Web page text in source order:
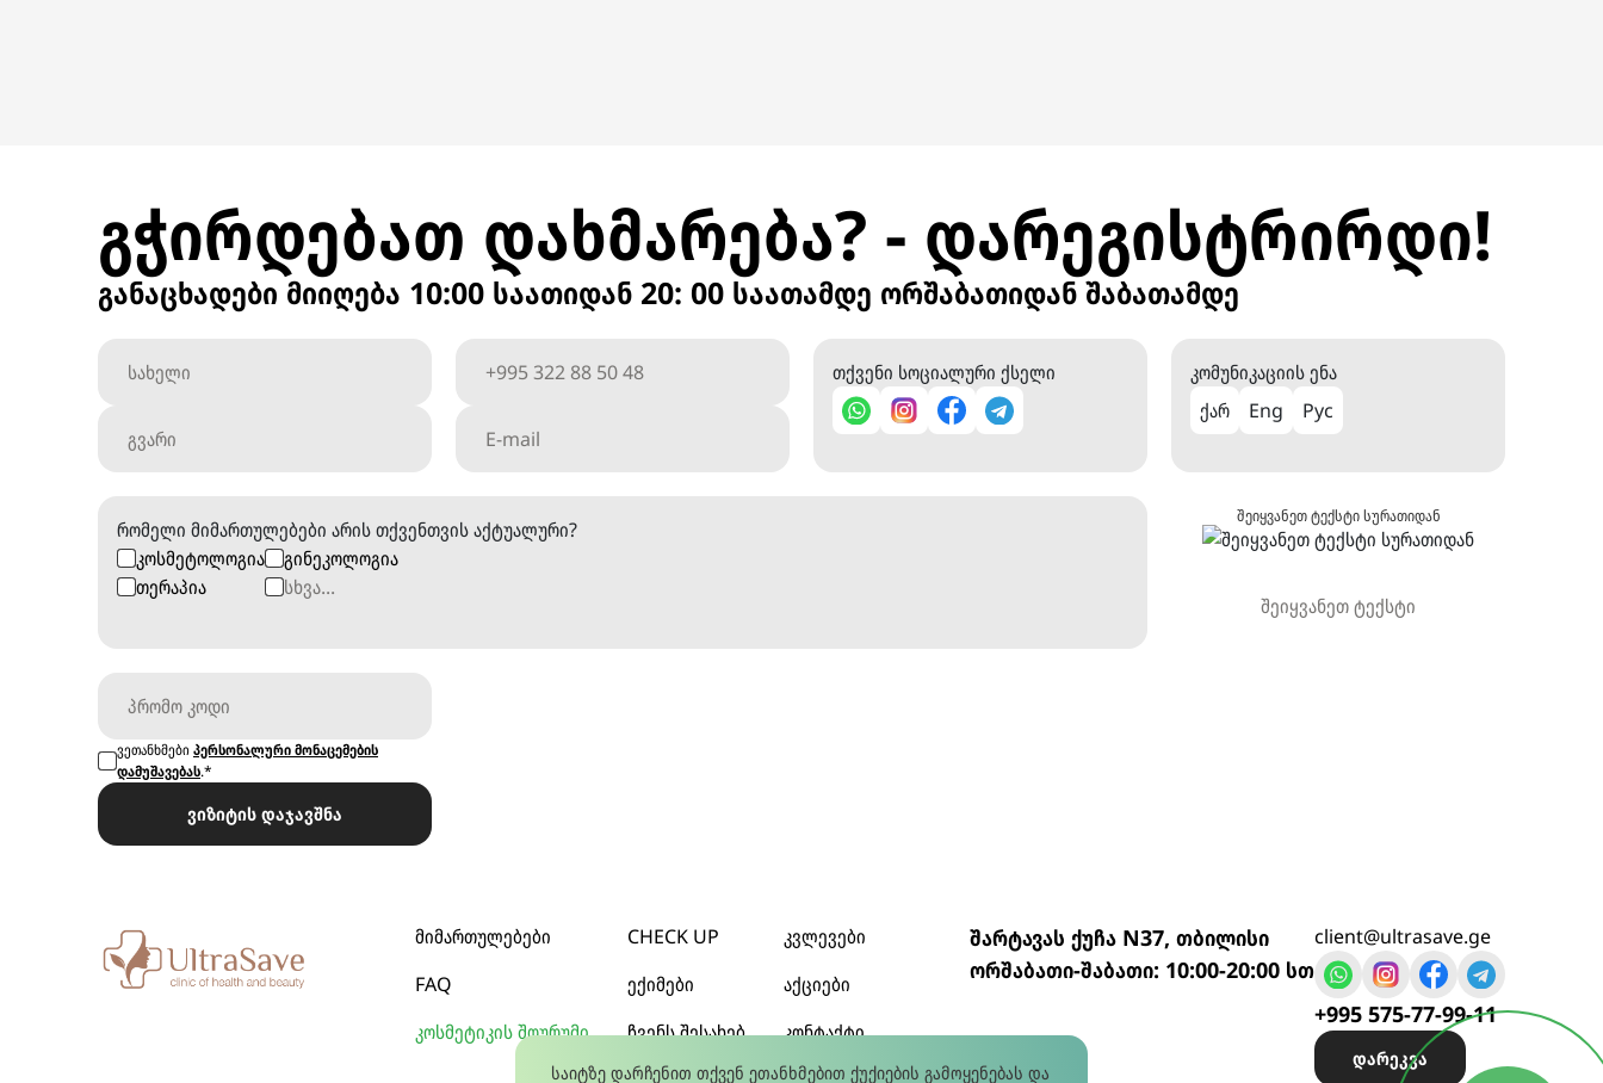
საიტზე დარჩენით თქვენ ეთანხმებით ქუქიების გამოყენებას და
გჭირდებათ დახმარება? - დარეგისტრირდი!
განაცხადები მიიღება 10:00 საათიდან 20: 00 საათამდე ორშაბათიდან შაბათამდე
თქვენი სოციალური ქსელი
კომუნიკაციის ენა
ქარ
Eng Рус
რომელი მიმართულებები არის თქვენთვის აქტუალური?
კოსმეტოლოგია
თერაპია
გინეკოლოგია
შეიყვანეთ ტექსტი სურათიდან
ვეთანხმებიპერსონალური მონაცემების
დამუშავებას.*
ვიზიტის დაჯავშნა
მიმართულებები CHECK UP
კვლევები
FAQ
ექიმები
აქციები
კოსმეტიკის შოურუმი
ჩვენს შესახებ კონტაქტი
შარტავას ქუჩა N37, თბილისი
ორშაბათი-შაბათი: 10:00-20:00 სთ
client@ultrasave.ge
+995 575-77-99-11
დარეკვა